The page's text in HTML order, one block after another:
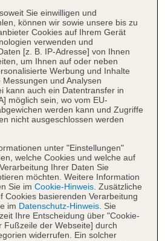
ohne Gebühr,
Gebühr
Wasserrutsche, Liegen:
ohne Gebühr
Gebühr, Sonnenschirme:
ohne Gebühr,
Gebühr
Outdoor
Sie einwilligen und
können wir sowie unsere bis zu
Cookies auf Ihrem Gerät
verwenden und
[z. B. IP-Adresse] von Ihnen
um Ihnen auf oder neben
Werbung und Inhalte
und Analysen
kann auch ein Datentransfer in
möglich sein, wo vom EU-
werden kann und Zugriffe
nicht ausgeschlossen werden
unter "Einstellungen"
welche Cookies und welche auf
Ihrer Daten Sie
möchten. Weitere Information
Sie im Cookie-Hinweis. Zusätzliche
Cookies basierenden Verarbeitung
im Datenschutz-Hinweis. Sie
Ihre Entscheidung über "Cookie-
Fußzeile der Webseite] durch
widerrufen. Ein solcher